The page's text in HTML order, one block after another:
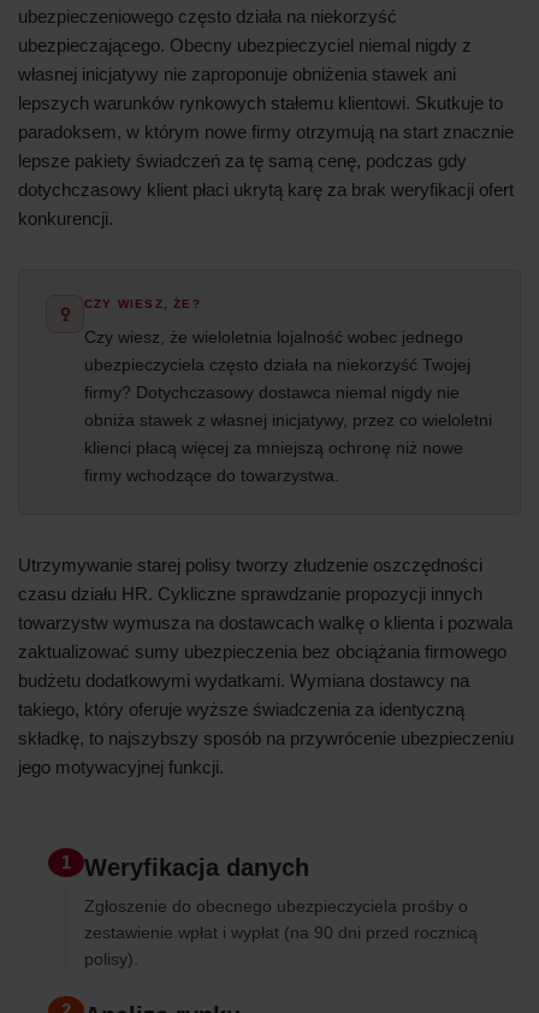
ubezpieczeniowego często działa na niekorzyść
ubezpieczającego. Obecny ubezpieczyciel niemal nigdy z
własnej inicjatywy nie zaproponuje obniżenia stawek ani
lepszych warunków rynkowych stałemu klientowi. Skutkuje to
paradoksem, w którym nowe firmy otrzymują na start znacznie
lepsze pakiety świadczeń za tę samą cenę, podczas gdy
dotychczasowy klient płaci ukrytą karę za brak weryfikacji ofert
konkurencji.
CZY WIESZ, ŻE?
Czy wiesz, że wieloletnia lojalność wobec jednego
ubezpieczyciela często działa na niekorzyść Twojej
firmy? Dotychczasowy dostawca niemal nigdy nie
obniża stawek z własnej inicjatywy, przez co wieloletni
klienci płacą więcej za mniejszą ochronę niż nowe
firmy wchodzące do towarzystwa.
Utrzymywanie starej polisy tworzy złudzenie oszczędności
czasu działu HR. Cykliczne sprawdzanie propozycji innych
towarzystw wymusza na dostawcach walkę o klienta i pozwala
zaktualizować sumy ubezpieczenia bez obciążania firmowego
budżetu dodatkowymi wydatkami. Wymiana dostawcy na
takiego, który oferuje wyższe świadczenia za identyczną
składkę, to najszybszy sposób na przywrócenie ubezpieczeniu
jego motywacyjnej funkcji.
1 Weryfikacja danych
Zgłoszenie do obecnego ubezpieczyciela prośby o
zestawienie wpłat i wypłat (na 90 dni przed rocznicą
polisy).